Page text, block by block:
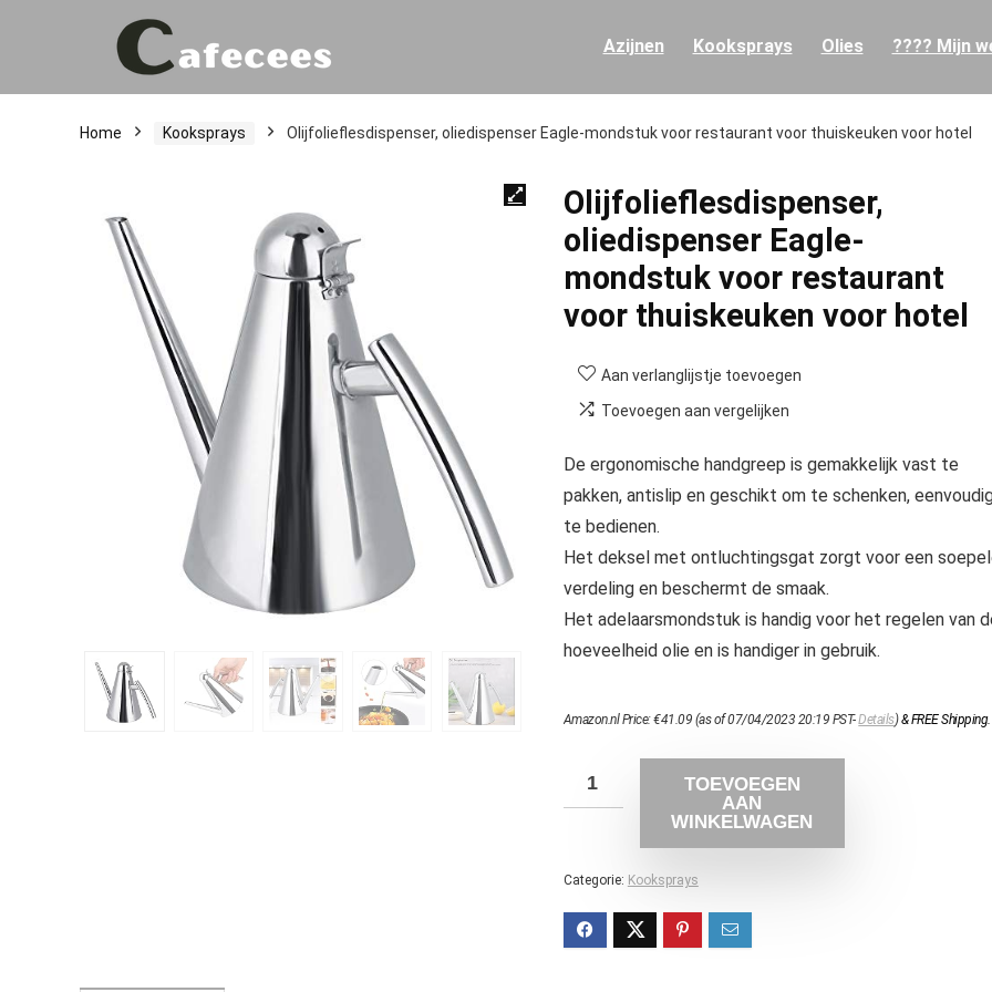
Azijnen Kooksprays Olies ???? Mijn
Home Kooksprays Olijfolieflesdispenser, oliedispenser Eagle-mondstuk voor restaurant voor thuiskeuken voor hotel
Olijfolieflesdispenser,
oliedispenser Eagle-
mondstuk voor restaurant
voor thuiskeuken voor hotel
Aan verlanglijstje toevoegen
Toevoegen aan vergelijken
De ergonomische handgreep is gemakkelijk vast te
pakken, antislip en geschikt om te schenken,
te bedienen.
Het deksel met ontluchtingsgat zorgt voor een
verdeling en beschermt de smaak.
Het adelaarsmondstuk is handig voor het regelen van
hoeveelheid olie en is handiger in gebruik.
Amazon.nl Price:€41.09 (as of 07/04/2023 20:19 PST-Details)&FREE Shipping.
TOEVOEGEN
AAN
WINKELWAGEN
Categorie: Kooksprays